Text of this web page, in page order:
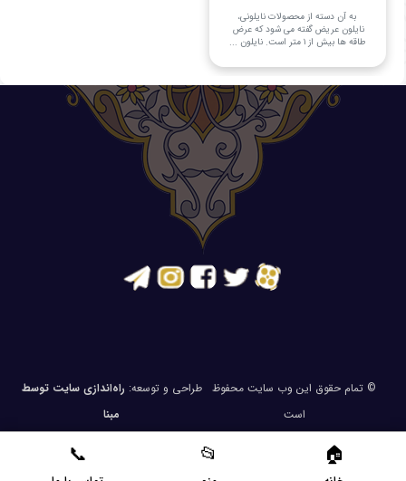
به آن دسته از محصولات نایلونی،
نایلون عریض گفته می شود که عرض
طاقه ها بیش از ۱ متر است. نایلون ...
© تمام حقوق این وب سایت محفوظ
است
طراحی و توسعه: راه‌اندازی سایت توسط
مبنا